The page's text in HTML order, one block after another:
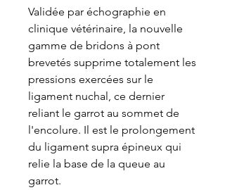
Validée par échographie en
clinique vétérinaire, la nouvelle
gamme de bridons à pont
brevetés supprime totalement les
pressions exercées sur le
ligament nuchal, ce dernier
reliant le garrot au sommet de
l'encolure. Il est le prolongement
du ligament supra épineux qui
relie la base de la queue au
garrot.